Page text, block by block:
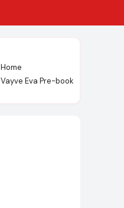
Home
Vayve Eva Pre-book